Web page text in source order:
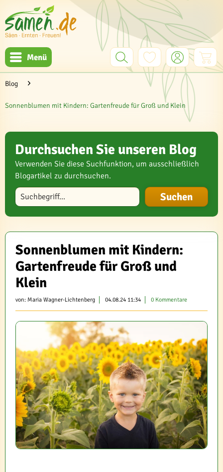
Menü
Blog
Sonnenblumen mit Kindern: Gartenfreude für Groß und Klein
Durchsuchen Sie unseren Blog
Verwenden Sie diese Suchfunktion, um ausschließlich
Blogartikel zu durchsuchen.
Blog durchsuchen
Sonnenblumen mit Kindern:
Gartenfreude für Groß und
Klein
von: Maria Wagner-Lichtenberg 04.08.24 11:34 0 Kommentare